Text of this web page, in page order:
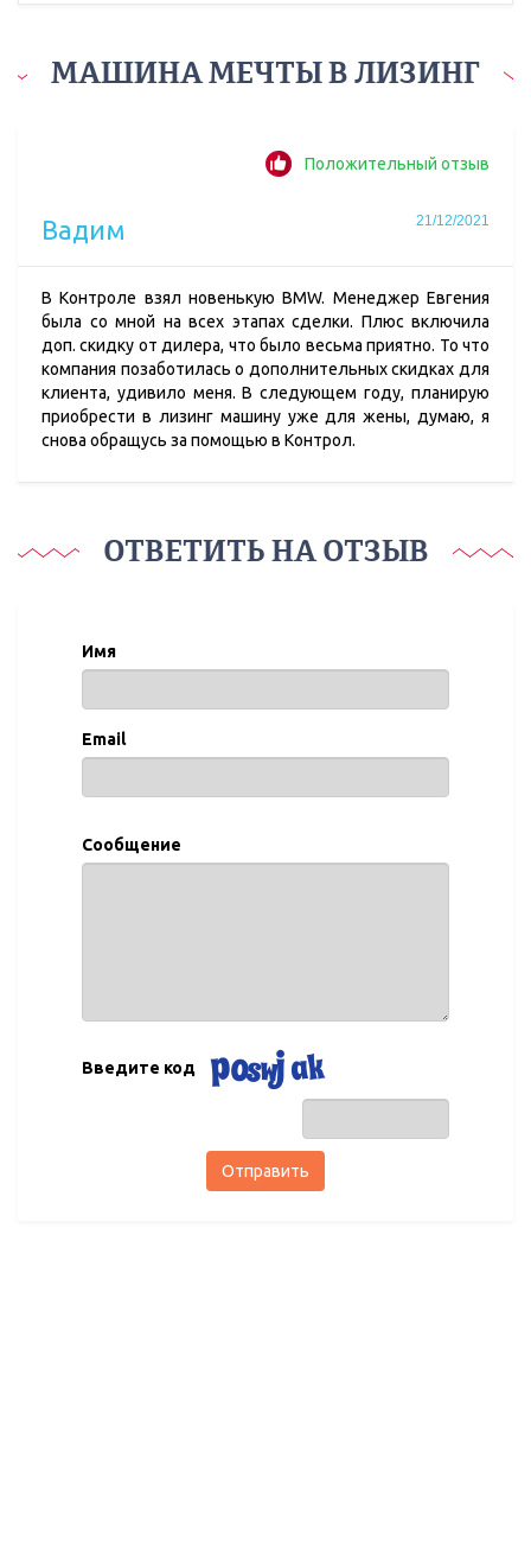
МАШИНА МЕЧТЫ В ЛИЗИНГ
Положительный отзыв
Вадим 21/12/2021
В Контроле взял новенькую BMW. Менеджер Евгения
была со мной на всех этапах сделки. Плюс включила
доп. скидку от дилера, что было весьма приятно. То что
компания позаботилась о дополнительных скидках для
клиента, удивило меня. В следующем году, планирую
приобрести в лизинг машину уже для жены, думаю, я
снова обращусь за помощью в Контрол.
ОТВЕТИТЬ НА ОТЗЫВ
Имя
Email
Сообщение
Введите код
Отправить